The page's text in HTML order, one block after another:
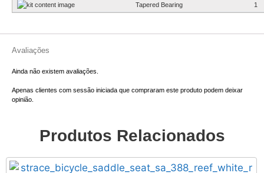
Tapered Bearing 1
Avaliações
Ainda não existem avaliações.
Apenas clientes com sessão iniciada que compraram este produto podem deixar
opinião.
Produtos Relacionados